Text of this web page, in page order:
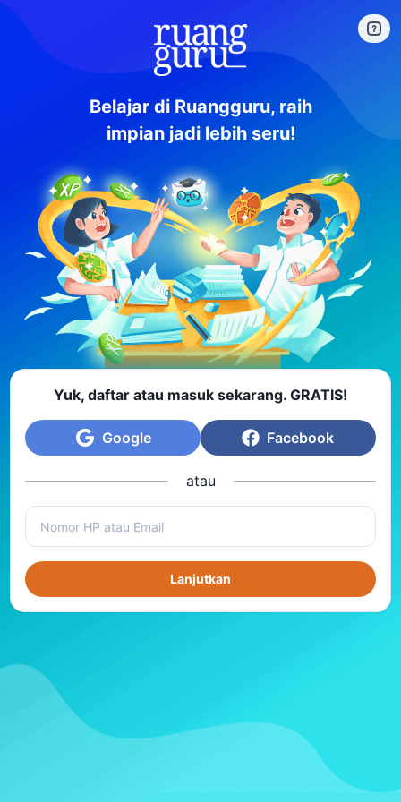
Belajar di Ruangguru, raih
impian jadi lebih seru!
Yuk, daftar atau masuk sekarang. GRATIS!
Google Facebook
atau
Lanjutkan